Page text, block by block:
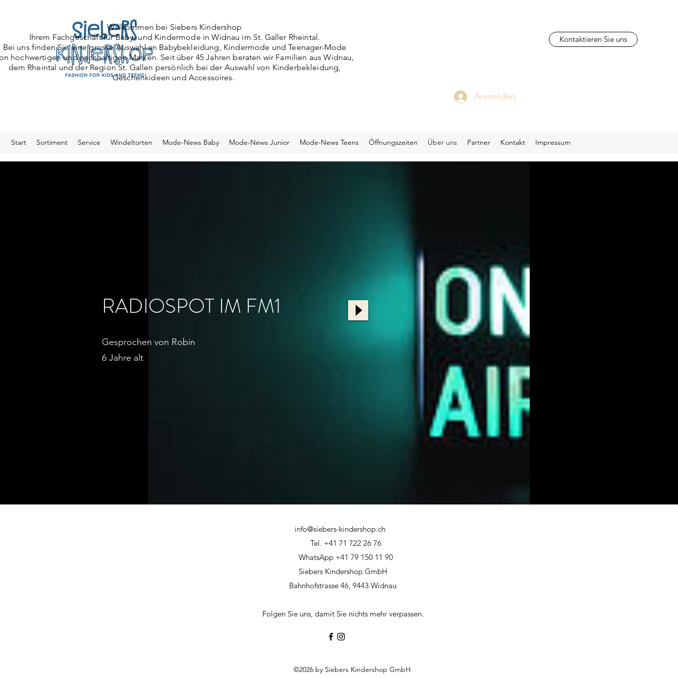
Willkommen bei Siebers Kindershop
Ihrem Fachgeschäft für Baby- und Kindermode in Widnau im St. Galler Rheintal.
Bei uns finden Sie eine grosse Auswahl an Babybekleidung, Kindermode und Teenager-Mode
hochwertigen und nachhaltigen Marken. Seit über 45 Jahren beraten wir Familien aus Widnau,
dem Rheintal und der Region St. Gallen persönlich bei der Auswahl von Kinderbekleidung,
Geschenkideen und Accessoires.
Kontaktieren Sie uns
Anmelden
Start Sortiment Service Windeltorten Mode-News Baby Mode-News Junior Mode-News Teens Öffnungszeiten Über uns Partner Kontakt Impressum
RADIOSPOT IM FM1
Gesprochen von Robin
6 Jahre alt
Tel. +41 71 722 26 76
WhatsApp +41 79 150 11 90
info@siebers-kindershop.ch
Siebers Kindershop GmbH
Bahnhofstrasse 46, 9443 Widnau
Folgen Sie uns, damit Sie nichts mehr verpassen.
©2026 by Siebers Kindershop GmbH